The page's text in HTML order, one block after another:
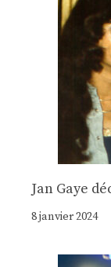
Jan Gaye
8 janvier 2024